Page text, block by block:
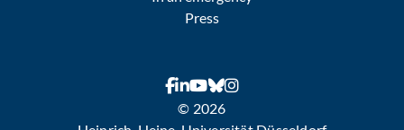
Press
© 2026